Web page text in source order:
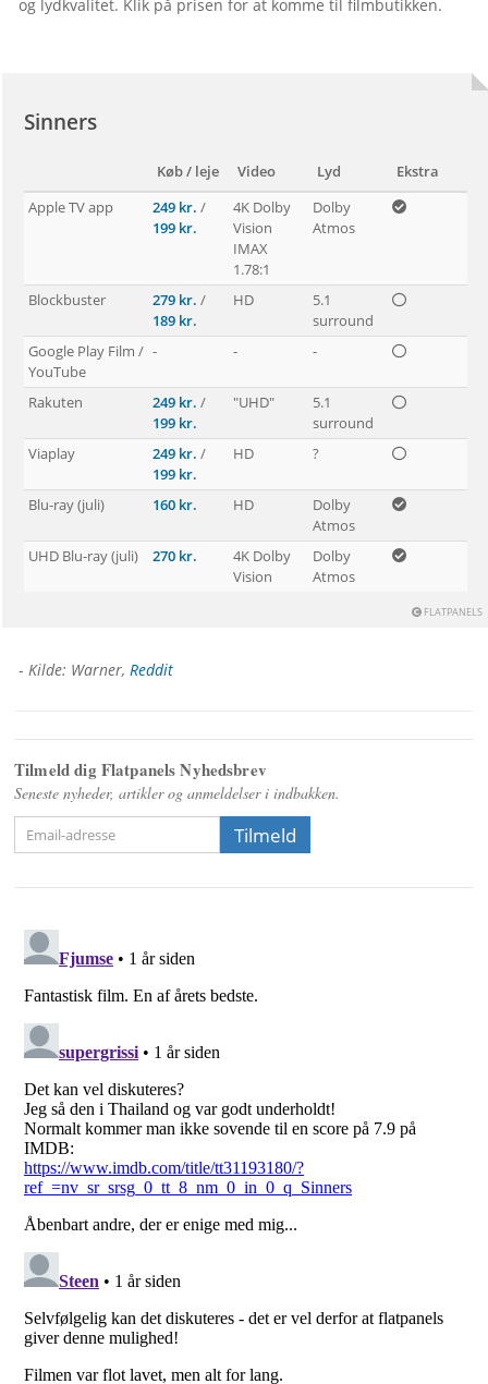
og lydkvalitet. Klik på prisen for at komme til filmbutikken.
Sinners
Køb / leje Video Lyd
Ekstra
Apple TV app
249 kr.
199 kr.
4K Dolby
Vision
IMAX
1.78:1
Dolby
Atmos
Blockbuster 279 kr.
189 kr.
HD
5.1
surround
Google Play Film /
YouTube
- - -
Rakuten 249 kr.
199 kr.
"UHD"
5.1
surround
Viaplay
249 kr.
199 kr.
HD ?
Blu-ray (juli) 160 kr. HD
Dolby
Atmos
UHD Blu-ray (juli)
270 kr.
4K Dolby
Vision
Dolby
Atmos
FLATPANELS
- Kilde: Warner, Reddit
Tilmeld dig Flatpanels Nyhedsbrev
Seneste nyheder, artikler og anmeldelser i indbakken.